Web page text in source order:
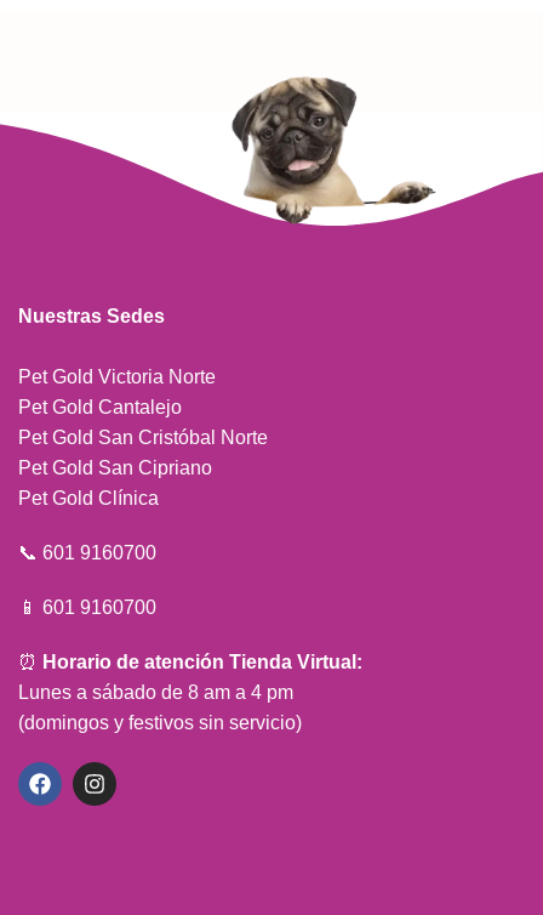
Nuestras Sedes
Pet Gold Victoria Norte
Pet Gold Cantalejo
Pet Gold San Cristóbal Norte
Pet Gold San Cipriano
Pet Gold Clínica
📞 601 9160700
📱 601 9160700
⏰ Horario de atención Tienda Virtual:
Lunes a sábado de 8 am a 4 pm
(domingos y festivos sin servicio)